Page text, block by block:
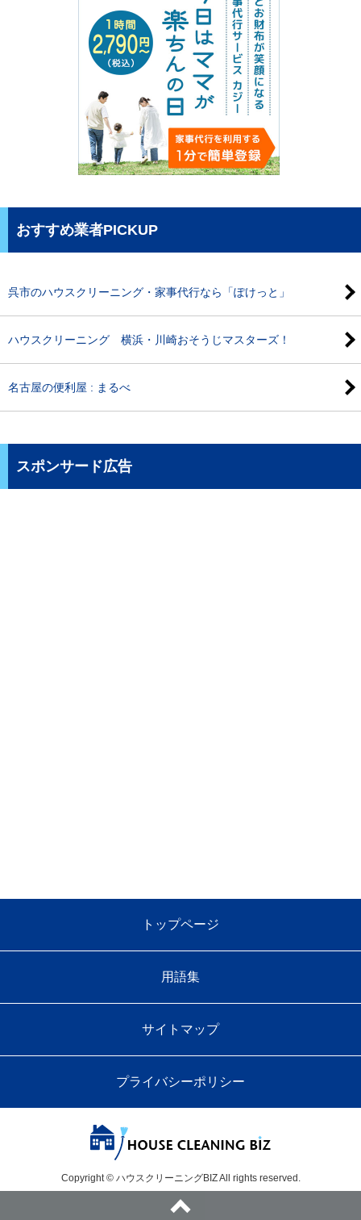
おすすめ業者PICKUP
呉市のハウスクリーニング・家事代行なら「ぽけっと」
ハウスクリーニング 横浜・川崎おそうじマスターズ！
名古屋の便利屋 : まるべ
スポンサード広告
トップページ
用語集
サイトマップ
プライバシーポリシー
Copyright © ハウスクリーニングBIZ All rights reserved.